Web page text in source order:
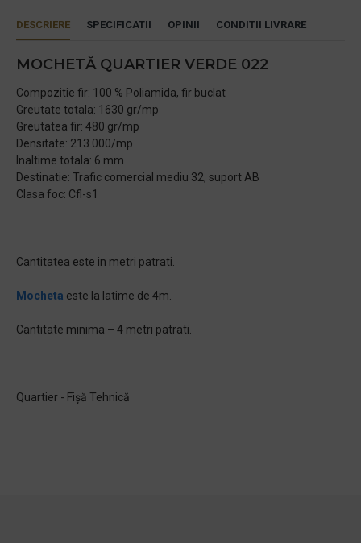
DESCRIERE SPECIFICATII OPINII CONDITII LIVRARE
MOCHETĂ QUARTIER VERDE 022
Compozitie fir: 100 % Poliamida, fir buclat
Greutate totala: 1630 gr/mp
Greutatea fir: 480 gr/mp
Densitate: 213.000/mp
Inaltime totala: 6 mm
Destinatie: Trafic comercial mediu 32, suport AB
Clasa foc: Cfl-s1
Cantitatea este in metri patrati.
Mocheta este la latime de 4m.
Cantitate minima – 4 metri patrati.
Quartier - Fișă Tehnică